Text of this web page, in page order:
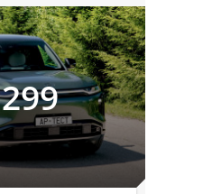
299